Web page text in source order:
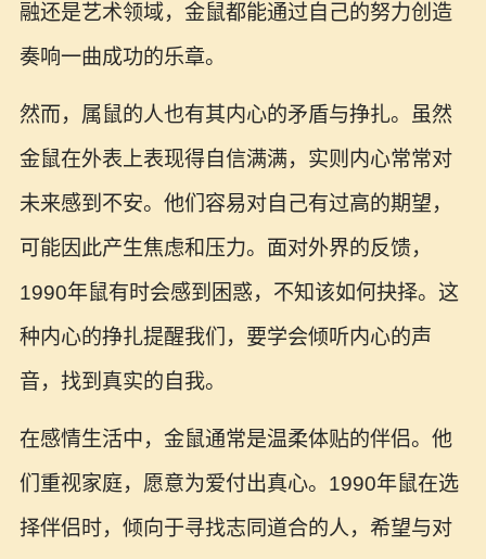
融还是艺术领域，金鼠都能通过自己的努力创造
奏响一曲成功的乐章。
然而，属鼠的人也有其内心的矛盾与挣扎。虽然
金鼠在外表上表现得自信满满，实则内心常常对
未来感到不安。他们容易对自己有过高的期望，
可能因此产生焦虑和压力。面对外界的反馈，
1990年鼠有时会感到困惑，不知该如何抉择。这
种内心的挣扎提醒我们，要学会倾听内心的声
音，找到真实的自我。
在感情生活中，金鼠通常是温柔体贴的伴侣。他
们重视家庭，愿意为爱付出真心。1990年鼠在选
择伴侣时，倾向于寻找志同道合的人，希望与对